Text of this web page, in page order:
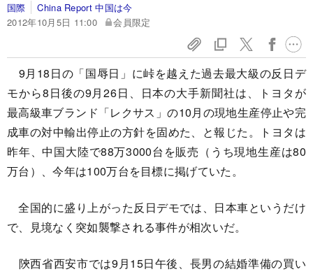
国際
China Report 中国は今
2012年10月5日 11:00
会員限定
9月18日の「国辱日」に峠を越えた過去最大級の反日デ
モから8日後の9月26日、日本の大手新聞社は、トヨタが
最高級車ブランド「レクサス」の10月の現地生産停止や完
成車の対中輸出停止の方針を固めた、と報じた。トヨタは
昨年、中国大陸で88万3000台を販売（うち現地生産は80
万台）、今年は100万台を目標に掲げていた。
全国的に盛り上がった反日デモでは、日本車というだけ
で、見境なく突如襲撃される事件が相次いだ。
陝西省西安市では9月15日午後、長男の結婚準備の買い